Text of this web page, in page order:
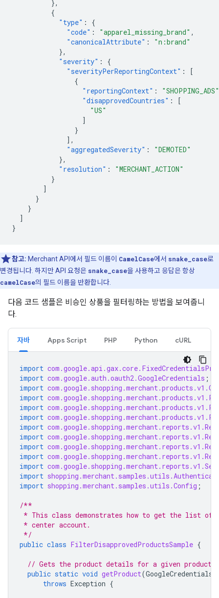
},
{
"type" :
{
"code" : "apparel_missing_brand" ,
"canonicalAttribute" :
"n:brand"
},
"severity" :
{
"severityPerReportingContext" :
[
{
"reportingContext" :
"SHOPPING_ADS"
"disapprovedCountries" :
[
"US"
]
}
],
"aggregatedSeverity" :
"DEMOTED"
},
"resolution" :
"MERCHANT_ACTION"
}
]
}
}
]
}
참고: Merchant API에서 필드 이름이 CamelCase에서 snake_case로
변경됩니다. 하지만 API 요청은 snake_case을 사용하고 응답은 항상
camelCase의 필드 이름을 반환합니다.
다음 코드 샘플은 비승인 상품을 필터링하는 방법을 보여줍니
다.
자바 Apps Script PHP Python cURL
import
import com.google.auth.oauth2.GoogleCredentials ;
import
import
import
import
import
import
import
import
import
import
import shopping.merchant.samples.utils.Config ;
/**
* This class demonstrates how to get the list of
* center account.
*/
public class FilterDisapprovedProductsSample {
// Gets the product details for a given product
public static void getProduct(GoogleCredentials
throws Exception {